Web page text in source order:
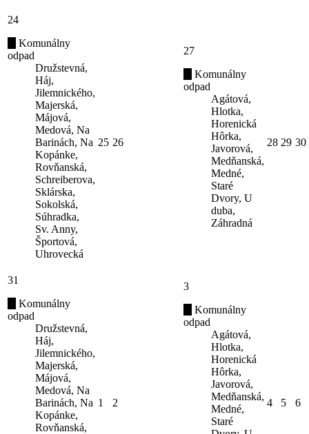
24
Komunálny
odpad
Družstevná,
Háj,
Jilemnického,
Majerská,
Májová,
Medová, Na
Barinách, Na
Kopánke,
Rovňanská,
Schreiberova,
Sklárska,
Sokolská,
Súhradka,
Sv. Anny,
Športová,
Uhrovecká
25 26
27
Komunálny
odpad
Agátová,
Hlotka,
Horenická
Hôrka,
Javorová,
Medňanská,
Medné,
Staré
Dvory, U
duba,
Záhradná
28 29 30
31
Komunálny
odpad
Družstevná,
Háj,
Jilemnického,
Majerská,
Májová,
Medová, Na
Barinách, Na
Kopánke,
Rovňanská,
1 2
3
Komunálny
odpad
Agátová,
Hlotka,
Horenická
Hôrka,
Javorová,
Medňanská,
Medné,
Staré
4 5 6